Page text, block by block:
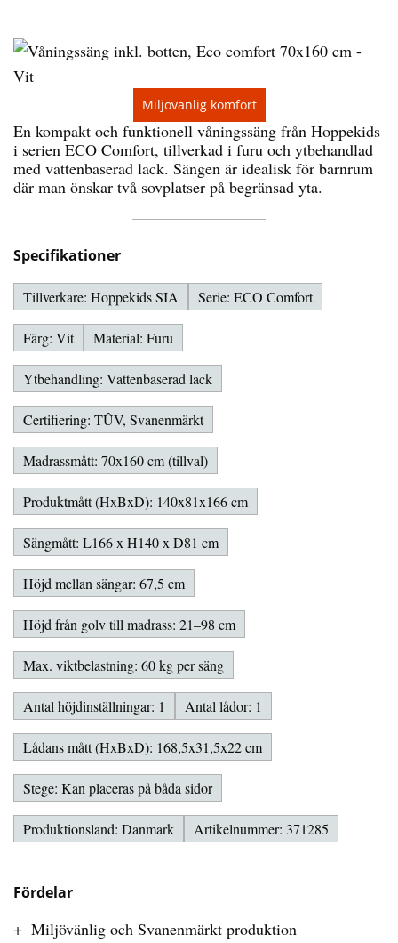
Miljövänlig komfort
En kompakt och funktionell våningssäng från Hoppekids
i serien ECO Comfort, tillverkad i furu och ytbehandlad
med vattenbaserad lack. Sängen är idealisk för barnrum
där man önskar två sovplatser på begränsad yta.
Fördelar
Miljövänlig och Svanenmärkt produktion
Specifikationer
Tillverkare: Hoppekids SIA Serie: ECO Comfort
Färg: Vit Material: Furu
Ytbehandling: Vattenbaserad lack
Certifiering: TÛV, Svanenmärkt
Madrassmått: 70x160 cm (tillval)
Produktmått (HxBxD): 140x81x166 cm
Sängmått: L166 x H140 x D81 cm
Höjd mellan sängar: 67,5 cm
Höjd från golv till madrass: 21–98 cm
Max. viktbelastning: 60 kg per säng
Antal höjdinställningar: 1 Antal lådor: 1
Lådans mått (HxBxD): 168,5x31,5x22 cm
Stege: Kan placeras på båda sidor
Produktionsland: Danmark Artikelnummer: 371285